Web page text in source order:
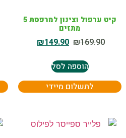
קיט ערפול וצינון למרפסת 5
מתזים
₪169.90
₪149.90
הוספה לסל
לתשלום מיידי